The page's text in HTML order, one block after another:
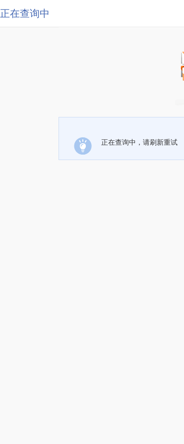
正在查询中
正在查询中，请刷新重试